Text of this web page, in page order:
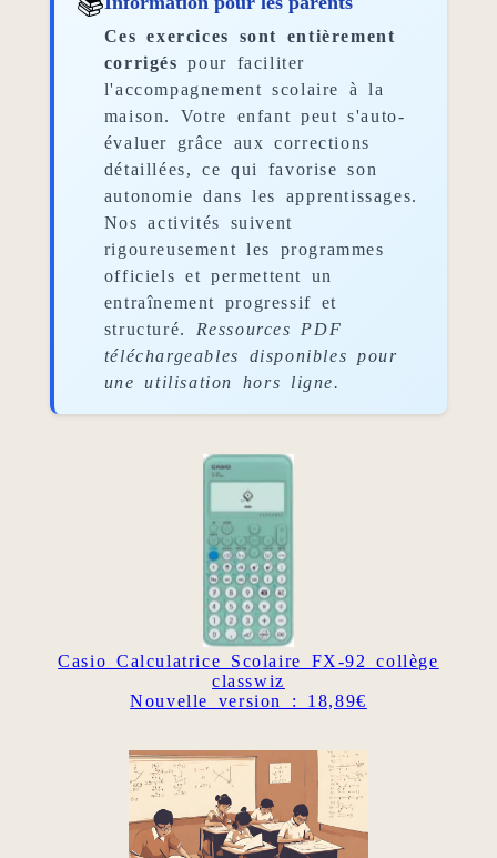
Ces exercices sont entièrement
corrigés pour faciliter
l'accompagnement scolaire à la
maison. Votre enfant peut s'auto-
évaluer grâce aux corrections
détaillées, ce qui favorise son
autonomie dans les apprentissages.
Nos activités suivent
rigoureusement les programmes
officiels et permettent un
entraînement progressif et
structuré. Ressources PDF
téléchargeables disponibles pour
une utilisation hors ligne.
Casio Calculatrice Scolaire FX-92 collège
classwiz
Nouvelle version : 18,89€